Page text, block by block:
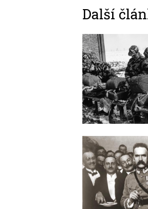
Další
Image
Image